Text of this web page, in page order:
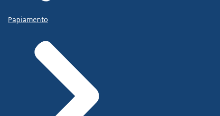
Papiamento